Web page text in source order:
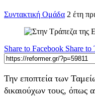
Συντακτική Ομάδα 2 έτη
Share to Facebook Share to
Την εποπτεία των
δικαιούχων τους, όπως